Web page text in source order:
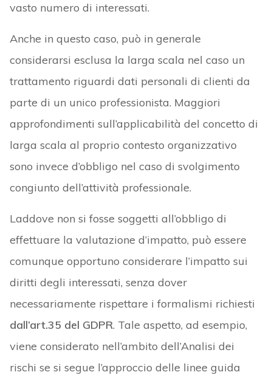
vasto numero di interessati.
Anche in questo caso, può in generale
considerarsi esclusa la larga scala nel caso un
trattamento riguardi dati personali di clienti da
parte di un unico professionista. Maggiori
approfondimenti sull’applicabilità del concetto di
larga scala al proprio contesto organizzativo
sono invece d’obbligo nel caso di svolgimento
congiunto dell’attività professionale.
Laddove non si fosse soggetti all’obbligo di
effettuare la valutazione d’impatto, può essere
comunque opportuno considerare l’impatto sui
diritti degli interessati, senza dover
necessariamente rispettare i formalismi richiesti
dall’art.35 del GDPR. Tale aspetto, ad esempio,
viene considerato nell’ambito dell’Analisi dei
rischi se si segue l’approccio delle linee guida